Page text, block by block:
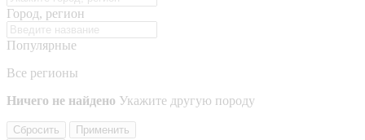
Город, регион
Популярные
Все регионы
Ничего не найдено Укажите другую породу
Сбросить
Применить